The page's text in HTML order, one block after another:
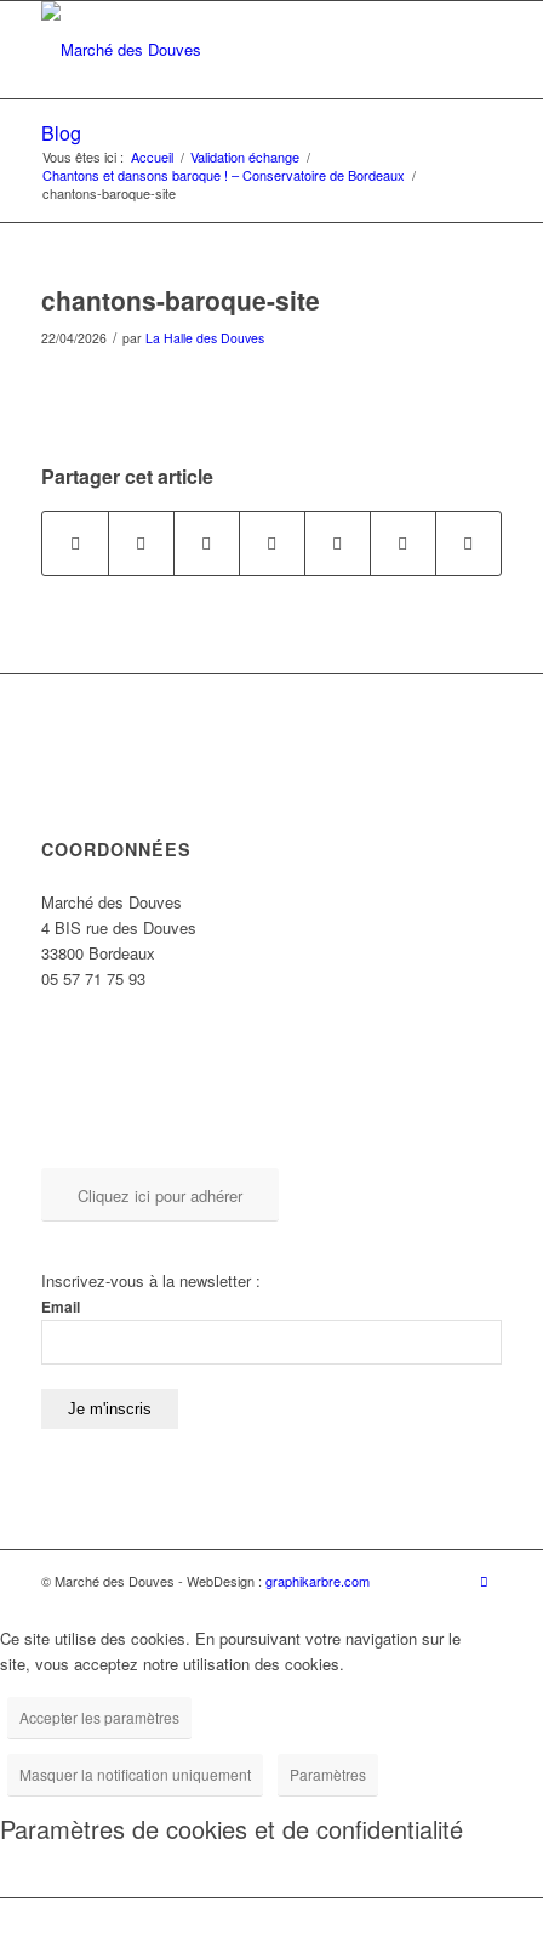
Blog
Vous êtes ici : Accueil / Validation échange /
Chantons et dansons baroque ! – Conservatoire de Bordeaux /
chantons-baroque-site
chantons-baroque-site
22/04/2026 / par La Halle des Douves
Partager cet article
COORDONNÉES
Marché des Douves
4 BIS rue des Douves
33800 Bordeaux
05 57 71 75 93
Cliquez ici pour adhérer
Inscrivez-vous à la newsletter :
Email
© Marché des Douves - WebDesign : graphikarbre.com
Ce site utilise des cookies. En poursuivant votre navigation sur le
site, vous acceptez notre utilisation des cookies.
Accepter les paramètres
Masquer la notification uniquement Paramètres
Paramètres de cookies et de confidentialité